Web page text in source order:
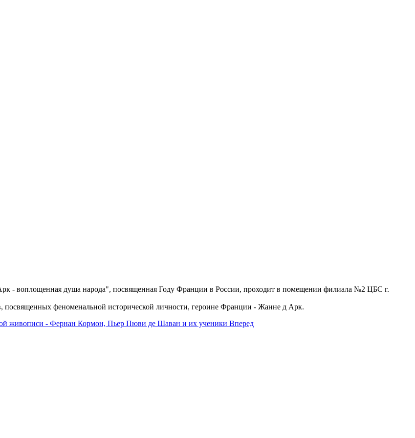
- воплощенная душа народа", посвященная Году Франции в России, проходит в помещении филиала №2 ЦБС г.
посвященных феноменальной исторической личности, героине Франции - Жанне д Арк.
живописи - Фернан Кормон, Пьер Пюви де Шаван и их ученики Вперед